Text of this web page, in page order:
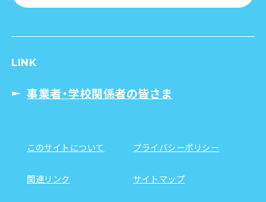
LINK
事業者・学校関係者の皆さま
このサイトについて プライバシーポリシー
関連リンク サイトマップ